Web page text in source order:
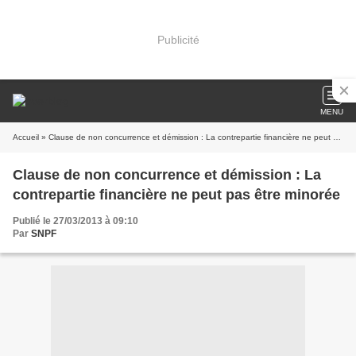
Publicité
MENU
Accueil » Clause de non concurrence et démission : La contrepartie financière ne peut pas être minorée
Clause de non concurrence et démission : La
contrepartie financière ne peut pas être minorée
Publié le 27/03/2013 à 09:10
Par SNPF